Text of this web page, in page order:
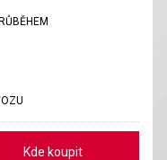
Kde koupit